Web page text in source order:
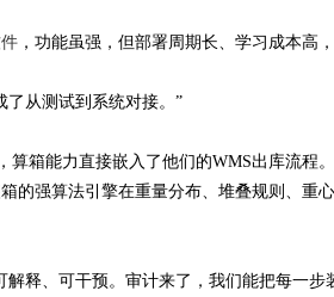
，功能虽强，但部署周期长、学习成本高
了从测试到系统对接。”
算箱能力直接嵌入了他们的WMS出库流程
的强算法引擎在重量分布、堆叠规则、
解释、可干预。审计来了，我们能把每一步